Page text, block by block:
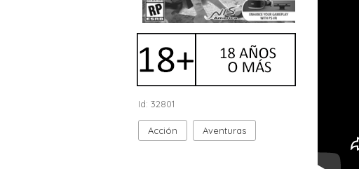
Id: 32801
Acción Aventuras